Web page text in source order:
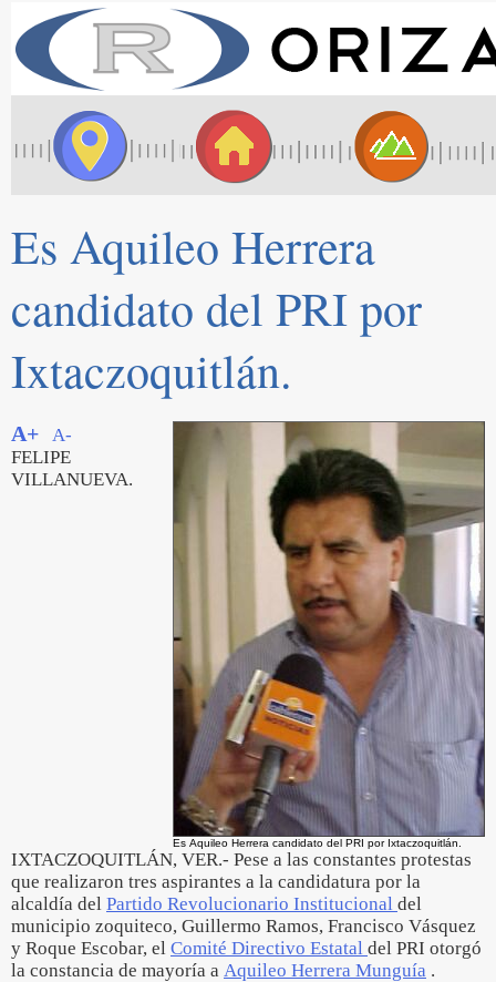
Es Aquileo Herrera
candidato del PRI por
Ixtaczoquitlán.
Es Aquileo Herrera candidato del PRI por Ixtaczoquitlán.
A+
A-
FELIPE
VILLANUEVA.
IXTACZOQUITLÁN, VER.- Pese a las constantes protestas
que realizaron tres aspirantes a la candidatura por la
alcaldía del Partido Revolucionario Institucional del
municipio zoquiteco, Guillermo Ramos, Francisco Vásquez
y Roque Escobar, el Comité Directivo Estatal del PRI otorgó
la constancia de mayoría a Aquileo Herrera Munguía .